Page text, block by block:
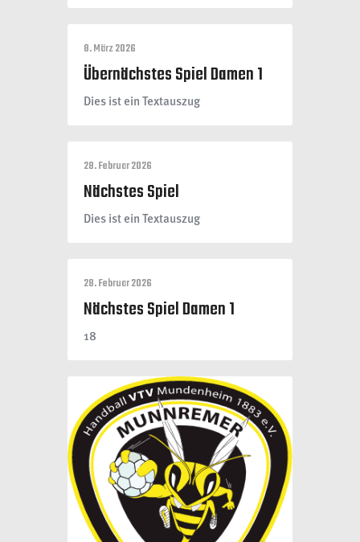
8. März 2026
Übernächstes Spiel Damen 1
Dies ist ein Textauszug
28. Februar 2026
Nächstes Spiel
Dies ist ein Textauszug
28. Februar 2026
Nächstes Spiel Damen 1
18